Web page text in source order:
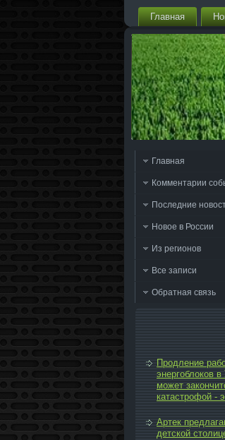
Главная
Главная
Комментарии
Последние
Новое в России
Из регионов
Все записи
Обратная связь
Продление
энергоблоков в
может
катастрофой -
Артек
детской